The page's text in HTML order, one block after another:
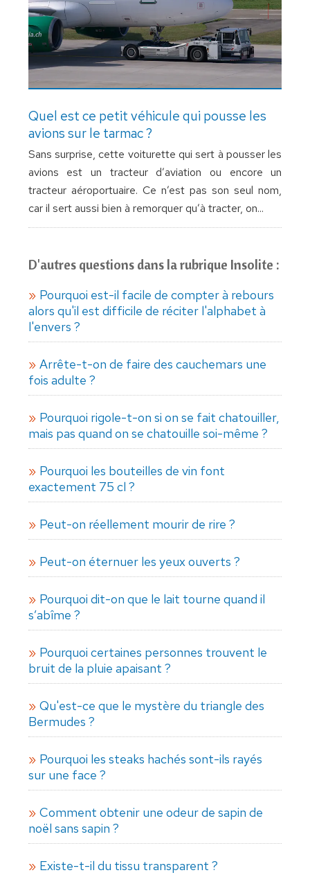
Quel est ce petit véhicule qui pousse les
avions sur le tarmac ?
Sans surprise, cette voiturette qui sert à pousser les
avions est un tracteur d’aviation ou encore un
tracteur aéroportuaire. Ce n’est pas son seul nom,
car il sert aussi bien à remorquer qu’à tracter, on...
D'autres questions dans la rubrique Insolite :
Pourquoi est-il facile de compter à rebours
alors qu'il est difficile de réciter l'alphabet à
l'envers ?
Arrête-t-on de faire des cauchemars une
fois adulte ?
Pourquoi rigole-t-on si on se fait chatouiller,
mais pas quand on se chatouille soi-même ?
Pourquoi les bouteilles de vin font
exactement 75 cl ?
Peut-on réellement mourir de rire ?
Peut-on éternuer les yeux ouverts ?
Pourquoi dit-on que le lait tourne quand il
s’abîme ?
Pourquoi certaines personnes trouvent le
bruit de la pluie apaisant ?
Qu'est-ce que le mystère du triangle des
Bermudes ?
Pourquoi les steaks hachés sont-ils rayés
sur une face ?
Comment obtenir une odeur de sapin de
noël sans sapin ?
Existe-t-il du tissu transparent ?